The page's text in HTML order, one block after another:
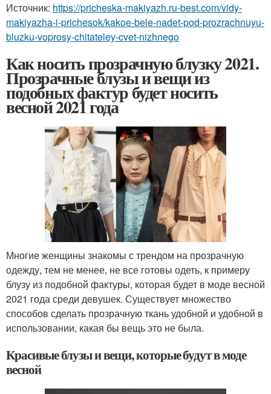
Источник: https://pricheska-makiyazh.ru-best.com/vidy-
makiyazha-i-prichesok/kakoe-bele-nadet-pod-prozrachnuyu-
bluzku-voprosy-chitateley-cvet-nizhnego
Как носить прозрачную блузку 2021.
Прозрачные блузы и вещи из
подобных фактур будет носить
весной 2021 года
Многие женщины знакомы с трендом на прозрачную
одежду, тем не менее, не все готовы одеть, к примеру
блузу из подобной фактуры, которая будет в моде весной
2021 года среди девушек. Существует множество
способов сделать прозрачную ткань удобной и удобной в
использовании, какая бы вещь это не была.
Красивые блузы и вещи, которые будут в моде
весной